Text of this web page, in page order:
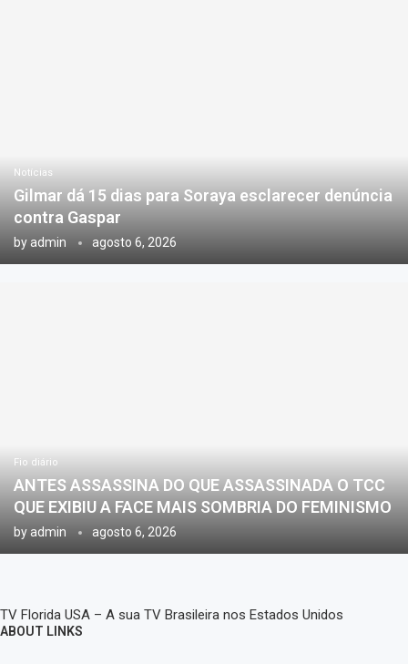
Notícias
Gilmar dá 15 dias para Soraya esclarecer denúncia
contra Gaspar
byadmin agosto 6, 2026
Fio diário
ANTES ASSASSINA DO QUE ASSASSINADA O TCC
QUE EXIBIU A FACE MAIS SOMBRIA DO FEMINISMO
byadmin agosto 6, 2026
TV Florida USA – A sua TV Brasileira nos Estados Unidos
ABOUT LINKS